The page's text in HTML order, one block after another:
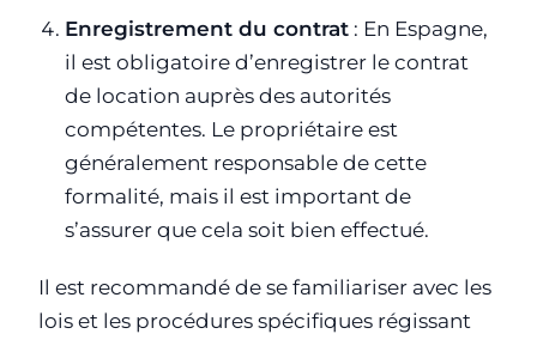
Enregistrement du contrat : En Espagne,
il est obligatoire d’enregistrer le contrat
de location auprès des autorités
compétentes. Le propriétaire est
généralement responsable de cette
formalité, mais il est important de
s’assurer que cela soit bien effectué.
Il est recommandé de se familiariser avec les
lois et les procédures spécifiques régissant